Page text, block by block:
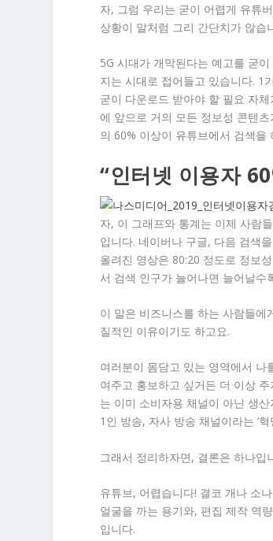
자, 그럼 우리는 굳이 어렵게 유튜
상황이 말처럼 그리 간단치가 않습
5G 시대가 개막된다는 예고를 굳
지는 시대로 접어들고 있습니다. 1
굳이 다운로드 받아야 할 필요 자
에 앞으로 거의 모든 정보성 콘텐
의 60% 이상이 유튜브에서 검색을
“인터넷 이용자
자, 이 그래프와 통계는 이제 사람
입니다. 네이버나 구글, 다음 검색
올려진 영상은 80:20 정도로 정보
서 검색 인구가 늘어나면 늘어날
이 말은 비즈니스를 하는 사람들
질적인 이유이기도 하고요.
여러분이 몸담고 있는 영역에서
여주고 홍보하고 싶거든 더 이상
는 이미 소비자용 채널이 아닌 생
1인 방송, 자사 방송 채널이라는 ‘
그래서 정리하자면, 결론은 하나입
유튜브, 어렵습니다! 결코 개나 소
얼굴을 까는 용기와, 편집 제작 역
입니다.